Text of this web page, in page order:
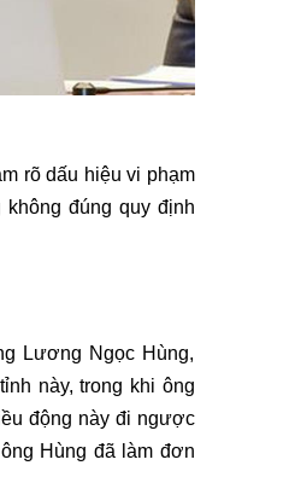
rõ dấu hiệu vi phạm
đúng quy định
Lương Ngọc Hùng,
này, trong khi ông
động này đi ngược
Hùng đã làm đơn